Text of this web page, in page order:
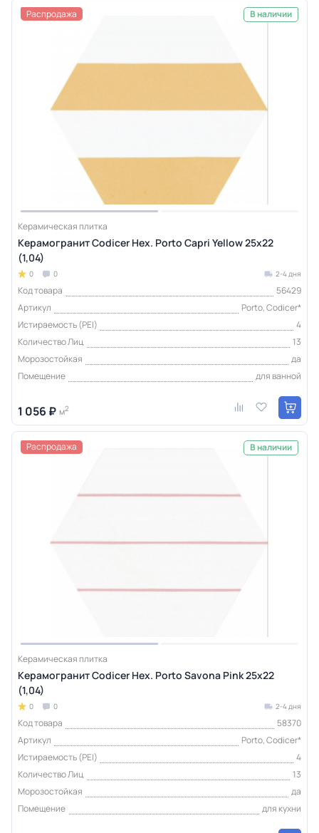
Распродажа В наличии
Керамическая плитка
Керамогранит Codicer Hex. Porto Capri Yellow 25x22
(1,04)
0 0 2-4 дня
Код товара
56429
Артикул
Porto, Codicer*
Истираемость (PEI)
4
Количество Лиц
13
Морозостойкая
да
Помещение
для ванной
1 056 ₽ м2
Распродажа В наличии
Керамическая плитка
Керамогранит Codicer Hex. Porto Savona Pink 25x22
(1,04)
0 0 2-4 дня
Код товара
58370
Артикул
Porto, Codicer*
Истираемость (PEI)
4
Количество Лиц
13
Морозостойкая
да
Помещение
для кухни